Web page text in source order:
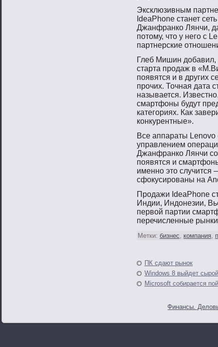
Эксклюзивным
IdeaPhone станет
Джанфранко Лянчи,
потому, что у него с
партнерские
Глеб Мишин добавил,
старта продаж в
появятся и в других
прочих. Точная дата
называется.
смартфоны будут
категориях. Как
конкурентные».
Все аппараты
управлением
Джанфранко Лянчи
появятся и
именно это случится
сфокусированы на
Продажи IdeaPhone
Индии, Индонезии,
первой партии
перечисленные
Метки: бизнес, компания,
ПК сдают рынок
Windows 8 выйдет сырой
Microsoft собирается
Финансы.